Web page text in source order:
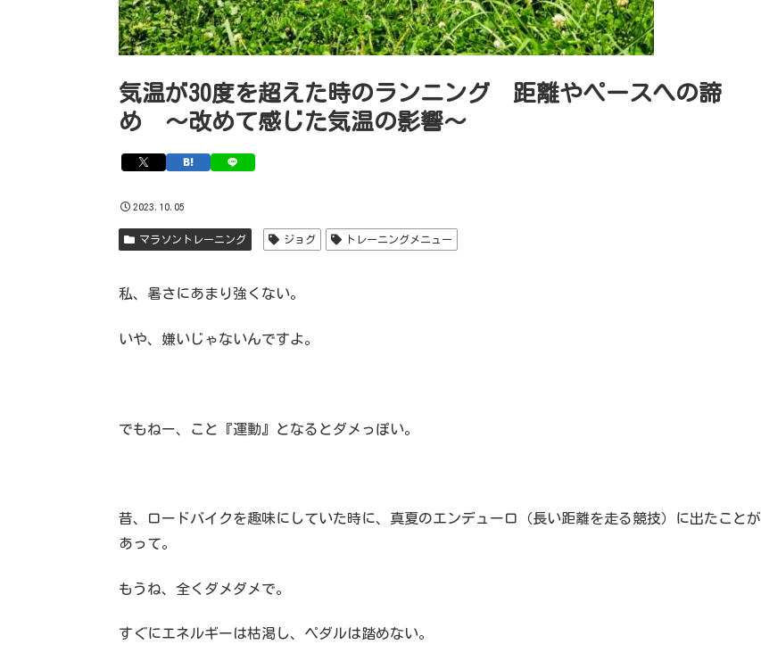
気温が30度を超えた時のランニング 距離やペースへの諦
め 〜改めて感じた気温の影響〜
2023.10.05
マラソントレーニング ジョグ トレーニングメニュー
私、暑さにあまり強くない。
いや、嫌いじゃないんですよ。
でもねー、こと『運動』となるとダメっぽい。
昔、ロードバイクを趣味にしていた時に、真夏のエンデューロ（長い距離を走る競技）に出たことが
あって。
もうね、全くダメダメで。
すぐにエネルギーは枯渇し、ペダルは踏めない。